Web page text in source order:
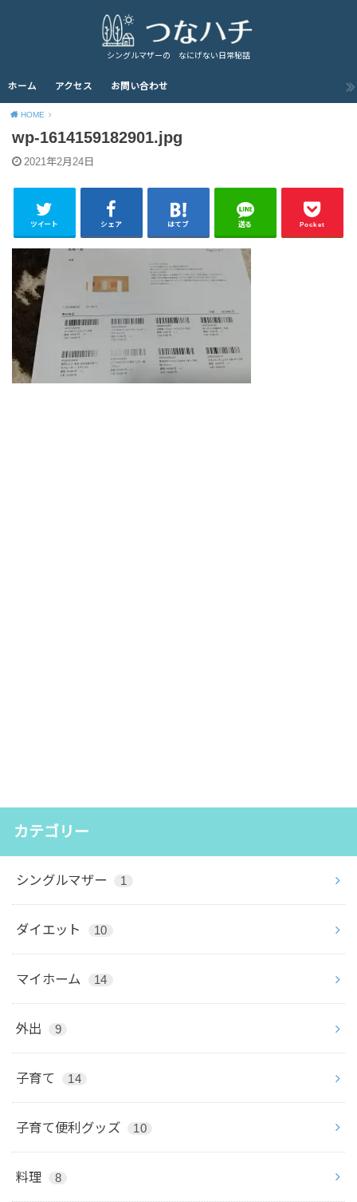
シングルマザーの なにげない日常秘話
ホーム アクセス お問い合わせ
HOME
wp-1614159182901.jpg
2021年2月24日
ツイート シェア はてブ 送る Pocket
カテゴリー
シングルマザー 1
ダイエット 10
マイホーム 14
外出 9
子育て 14
子育て便利グッズ 10
料理 8